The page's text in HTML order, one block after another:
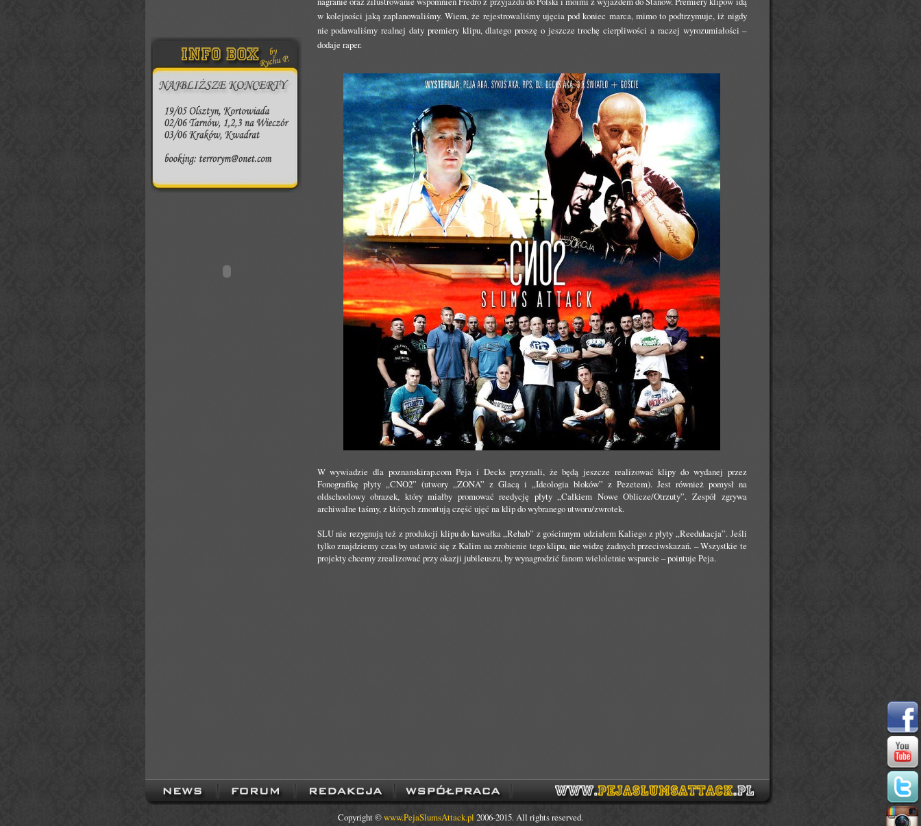
w kolejności jaką zaplanowaliśmy. Wiem, że rejestrowaliśmy ujęcia pod koniec marca, mimo to podtrzymuje, iż nigdy
nie podawaliśmy realnej daty premiery klipu, dlatego proszę o jeszcze trochę cierpliwości a raczej wyrozumiałości –
dodaje raper.
W wywiadzie dla poznanskirap.com Peja i Decks przyznali, że będą jeszcze realizować klipy do wydanej przez
Fonografikę płyty „CNO2” (utwory „ZONA” z Glacą i „Ideologia bloków” z Pezetem). Jest również pomysł na
oldschoolowy obrazek, który miałby promować reedycję płyty „Całkiem Nowe Oblicze/Otrzuty”. Zespół zgrywa
archiwalne taśmy, z których zmontują część ujęć na klip do wybranego utworu/zwrotek.
SLU nie rezygnują też z produkcji klipu do kawałka „Rehab” z gościnnym udziałem Kaliego z płyty „Reedukacja”. Jeśli
tylko znajdziemy czas by ustawić się z Kalim na zrobienie tego klipu, nie widzę żadnych przeciwskazań. – Wszystkie te
projekty chcemy zrealizować przy okazji jubileuszu, by wynagrodzić fanom wieloletnie wsparcie – pointuje Peja.
Copyright ©www.PejaSlumsAttack.pl 2006-2015. All rights reserved.